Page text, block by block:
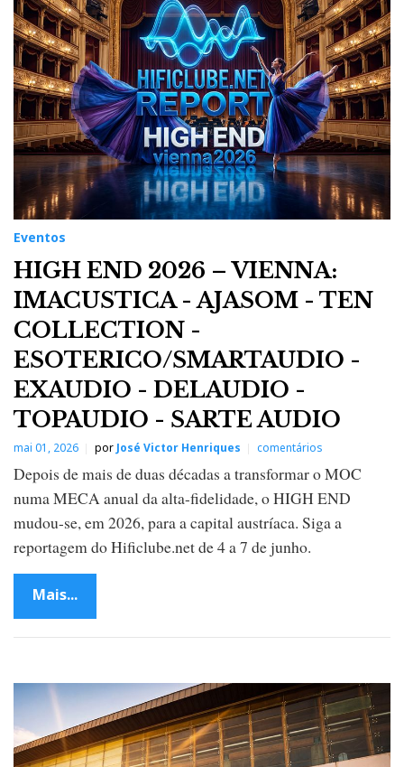
t
o
s
Eventos
HIGH END 2026 – VIENNA:
IMACUSTICA - AJASOM - TEN
COLLECTION -
ESOTERICO/SMARTAUDIO -
EXAUDIO - DELAUDIO -
TOPAUDIO - SARTE AUDIO
mai 01, 2026 por José Victor Henriques comentários
Depois de mais de duas décadas a transformar o MOC
numa MECA anual da alta-fidelidade, o HIGH END
mudou-se, em 2026, para a capital austríaca. Siga a
reportagem do Hificlube.net de 4 a 7 de junho.
Mais...